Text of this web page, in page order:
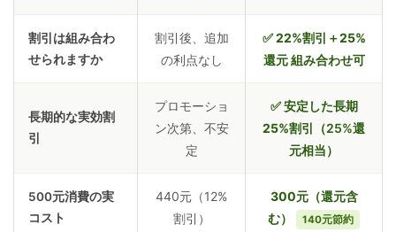
割引は組み合わ
せられますか
割引後、追加
の利点なし
✅22%割引＋25%
還元組み合わせ可
長期的な実効割
引
プロモーショ
ン次第、不安
定
✅ 安定した長期
25%割引
（25%還
元相当）
500元消費の実
コスト
440元（12%
割引）
300元（還元含
む）
140元節約